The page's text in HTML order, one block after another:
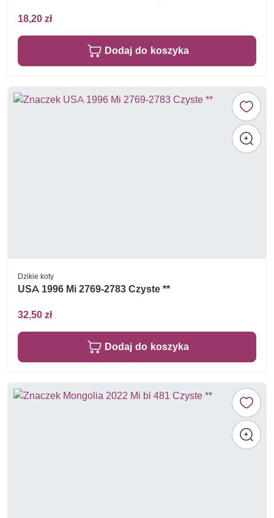
18,20 zł
Dodaj do koszyka
Dzikie koty
USA 1996 Mi 2769-2783 Czyste **
32,50 zł
Dodaj do koszyka